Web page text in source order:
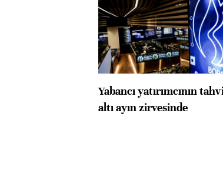
Yabancı yatırımcının
altı ayın zirvesinde